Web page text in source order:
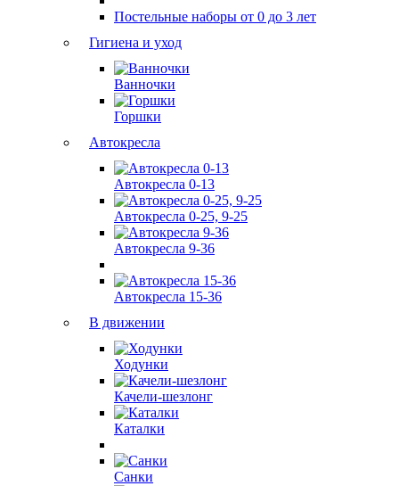
Постельные наборы от 0 до 3 лет
Гигиена и уход
Ванночки
Горшки
Автокресла
Автокресла 0-13
Автокресла 0-25, 9-25
Автокресла 9-36
Автокресла 15-36
В движении
Ходунки
Качели-шезлонг
Каталки
Санки